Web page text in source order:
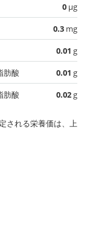
0 µg
0.3 mg
0.01 g
肪酸
0.01 g
肪酸
0.02g
される栄養価は、上